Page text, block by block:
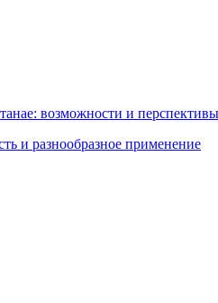
возможности и
и разнообразное применение